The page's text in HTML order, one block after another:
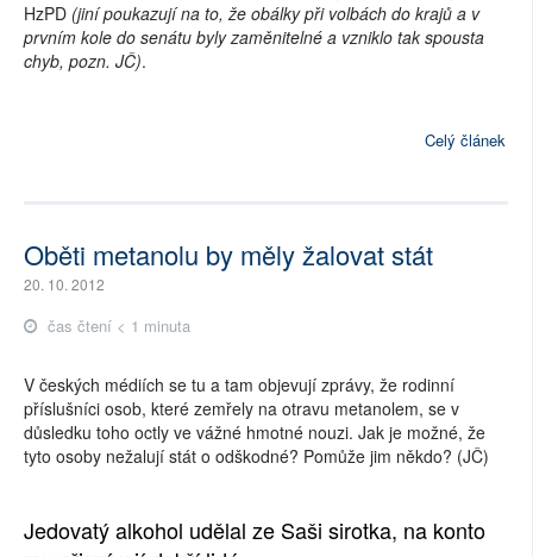
HzPD (jiní poukazují na to, že obálky při volbách do krajů a v
prvním kole do senátu byly zaměnitelné a vzniklo tak spousta
chyb, pozn. JČ).
Celý článek
Oběti metanolu by měly žalovat stát
20. 10. 2012
čas čtení < 1 minuta
V českých médiích se tu a tam objevují zprávy, že rodinní
příslušníci osob, které zemřely na otravu metanolem, se v
důsledku toho octly ve vážné hmotné nouzi. Jak je možné, že
tyto osoby nežalují stát o odškodné? Pomůže jim někdo? (JČ)
Jedovatý alkohol udělal ze Saši sirotka, na konto